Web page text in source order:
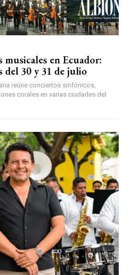
en Ecuador:
del 30 y 31 de julio
reúne conciertos sinfónicos,
corales en varias ciudades del